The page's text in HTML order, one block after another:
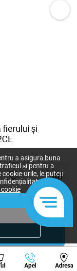
fierului și
- +
Apel Adresa
Viber Whatsapp
a asigura buna
și pentru a
urile, le puteți
după